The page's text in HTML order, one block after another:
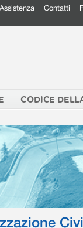
Assistenza Contatti
CODICE